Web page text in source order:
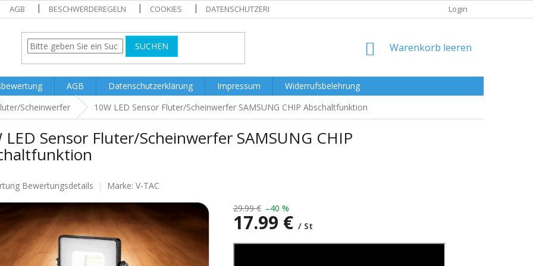
AGB BESCHWERDEREGELN COOKIES DATENSCHUTZERKLÄRUNG Login
SUCHEN WARENKORB
Warenkorb leeren
AGB Datenschutzerklärung Impressum
Widerrufsbelehrung
Scheinwerfer 10W LED Sensor Fluter/Scheinwerfer SAMSUNG CHIP Abschaltfunktion
LED Sensor Fluter/Scheinwerfer SAMSUNG CHIP
Bewertungsdetails Marke: V-TAC
29.99 € –40 %
17.99 € / St
Verkaufspreis: